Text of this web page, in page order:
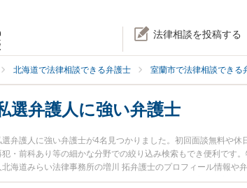
法律相談を投稿する
北海道で法律相談できる弁護士 室蘭市で法律相談できる
選弁護人に強い弁護士
弁護人に強い弁護士が4名見つかりました。初回面談無料や
・前科あり等の細かな分野での絞り込み検索もでき便利です
海道みらい法律事務所の増川 拓弁護士のプロフィール情報
士に相談したい』『私選弁護人のトラブル解決の実績豊富な